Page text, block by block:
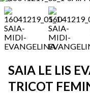
SAIA LE LIS
TRICOT